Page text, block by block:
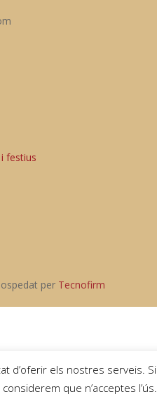
festius
per Tecnofirm
d’oferir els nostres serveis. Si
que n’acceptes l’ús.